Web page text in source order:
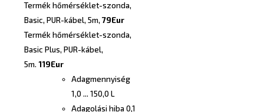
Termék hőmérséklet-szonda,
Basic, PUR-kábel, 5m, 79Eur
Termék hőmérséklet-szonda,
Basic Plus, PUR-kábel,
5m. 119Eur
Adagmennyiség
1,0 ... 150,0 L
Adagolási hiba 0,1